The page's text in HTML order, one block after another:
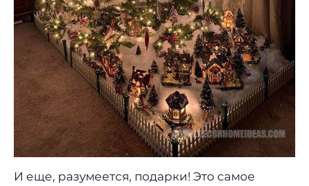
И еще, разумеется, подарки! Это самое